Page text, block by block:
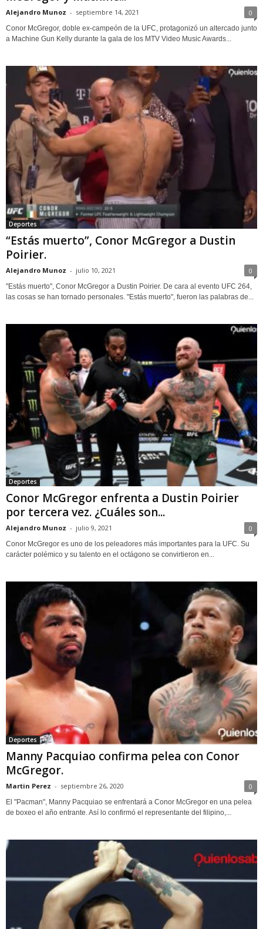
Alejandro Munoz - septiembre 14, 2021 0
Conor McGregor, doble ex-campeón de la UFC, protagonizó un altercado junto
a Machine Gun Kelly durante la gala de los MTV Video Music Awards...
Deportes
“Estás muerto”, Conor McGregor a Dustin
Poirier.
Alejandro Munoz - julio 10, 2021 0
"Estás muerto", Conor McGregor a Dustin Poirier. De cara al evento UFC 264,
las cosas se han tornado personales. "Estás muerto", fueron las palabras de...
Deportes
Conor McGregor enfrenta a Dustin Poirier
por tercera vez. ¿Cuáles son...
Alejandro Munoz - julio 9, 2021 0
Conor McGregor es uno de los peleadores más importantes para la UFC. Su
carácter polémico y su talento en el octágono se convirtieron en...
Deportes
Manny Pacquiao confirma pelea con Conor
McGregor.
Martin Perez - septiembre 26, 2020 0
El "Pacman", Manny Pacquiao se enfrentará a Conor McGregor en una pelea
de boxeo el año entrante. Así lo confirmó el representante del filipino,...